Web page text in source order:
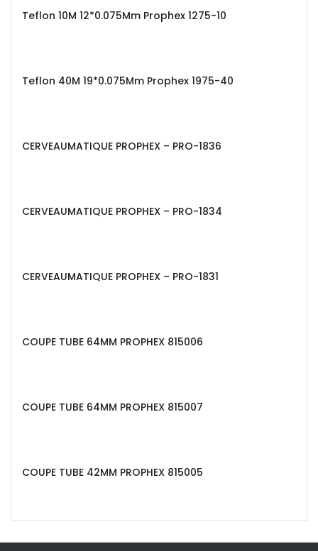
Teflon 10M 12*0.075Mm Prophex 1275-10
Teflon 40M 19*0.075Mm Prophex 1975-40
CERVEAUMATIQUE PROPHEX – PRO-1836
CERVEAUMATIQUE PROPHEX – PRO-1834
CERVEAUMATIQUE PROPHEX – PRO-1831
COUPE TUBE 64MM PROPHEX 815006
COUPE TUBE 64MM PROPHEX 815007
COUPE TUBE 42MM PROPHEX 815005